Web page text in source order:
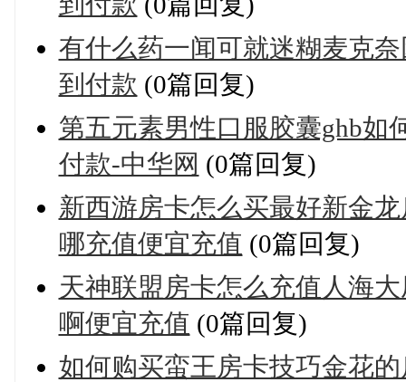
有什么药一闻可就迷糊麦克
到付款 (0篇回复)
第五元素男性口服胶囊ghb如
付款-中华网 (0篇回复)
新西游房卡怎么买最好新金
哪充值便宜充值 (0篇回复)
天神联盟房卡怎么充值人海
啊便宜充值 (0篇回复)
如何购买蛮王房卡技巧金花